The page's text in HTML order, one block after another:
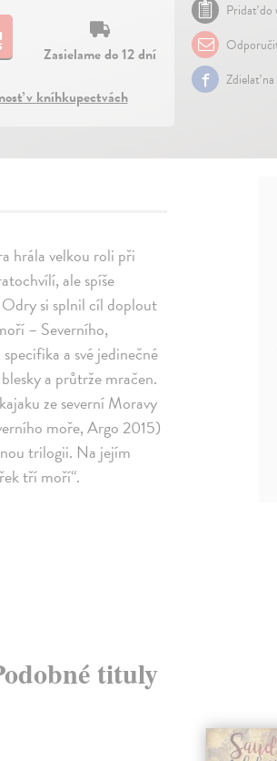
Zasielame do 12 dní
v kníhkupectvách
Pridať do
Zdielať
hrála velkou roli při
ale spíše
si splnil cíl doplout
– Severního,
a své jedinečné
a průtrže mračen.
ze severní Moravy
moře, Argo 2015)
trilogii. Na jejím
tří moří“.
tituly